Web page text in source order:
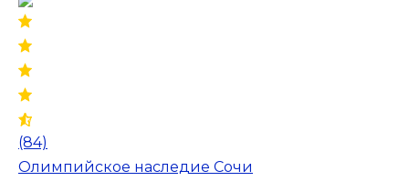
(84)
Олимпийское наследие Сочи